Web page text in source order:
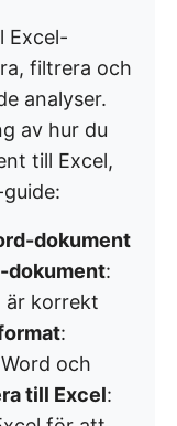
Excel-
filtrera och
analyser.
av hur du
till Excel,
dokument
dokument:
är korrekt
:
och
till Excel: